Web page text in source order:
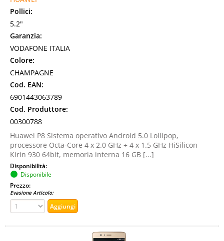
Pollici:
5.2"
Garanzia:
VODAFONE ITALIA
Colore:
CHAMPAGNE
Cod. EAN:
6901443063789
Cod. Produttore:
00300788
Huawei P8 Sistema operativo Android 5.0 Lollipop,
processore Octa-Core 4 x 2.0 GHz + 4 x 1.5 GHz HiSilicon
Kirin 930 64bit, memoria interna 16 GB [...]
Disponibilità:
Disponibile
Prezzo:
Evasione Articolo: